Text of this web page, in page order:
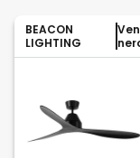
BEACON
LIGHTING